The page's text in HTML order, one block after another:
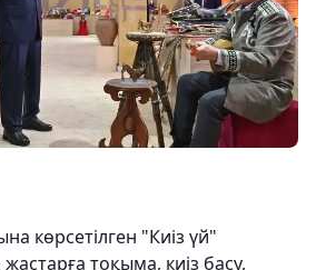
көрсетілген "Киіз үй"
тоқыма, киіз басу,